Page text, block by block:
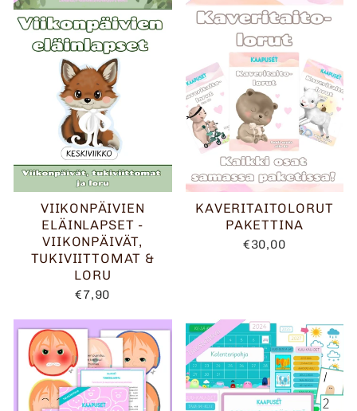
VIIKONPÄIVIEN
ELÄINLAPSET -
VIIKONPÄIVÄT,
TUKIVIITTOMAT &
LORU
€7,90
KAVERITAITOLORUT
PAKETTINA
€30,00